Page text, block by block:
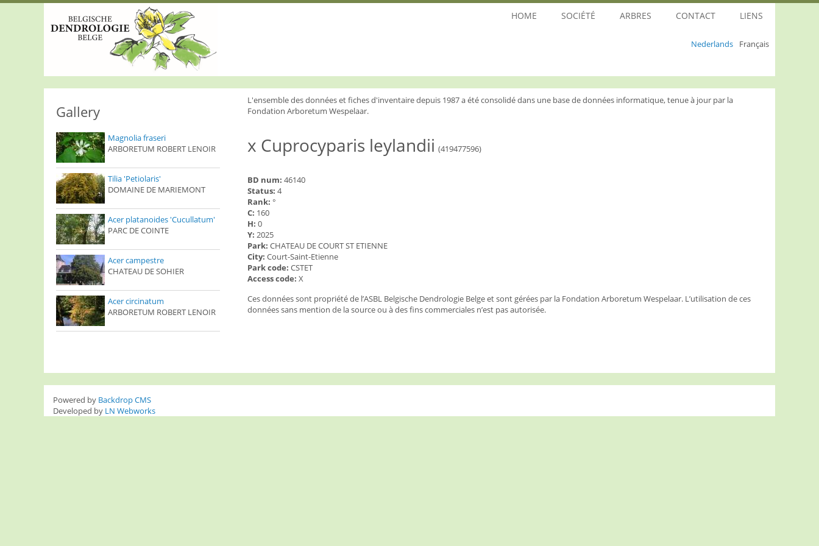
Nederlands Français
HOME SOCIÉTÉ ARBRES CONTACT LIENS
L'ensemble des données et fiches d'inventaire depuis 1987 a été consolidé dans une base de données informatique, tenue à jour par la
Fondation Arboretum Wespelaar.
x Cuprocyparis leylandii (419477596)
BD num: 46140
Status: 4
Rank: °
C: 160
H: 0
Y: 2025
Park: CHATEAU DE COURT ST ETIENNE
City: Court-Saint-Etienne
Park code: CSTET
Access code: X
Ces données sont propriété de l’ASBL Belgische Dendrologie Belge et sont gérées par la Fondation Arboretum Wespelaar. L’utilisation de ces
données sans mention de la source ou à des fins commerciales n’est pas autorisée.
Gallery
Magnolia fraseri
ARBORETUM ROBERT LENOIR
Tilia 'Petiolaris'
DOMAINE DE MARIEMONT
Acer platanoides 'Cucullatum'
PARC DE COINTE
Acer campestre
CHATEAU DE SOHIER
Acer circinatum
ARBORETUM ROBERT LENOIR
Powered by Backdrop CMS
Developed by LN Webworks